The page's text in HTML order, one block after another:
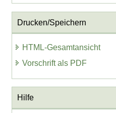
Drucken/Speichern
HTML-Gesamtansicht
Vorschrift als PDF
Hilfe